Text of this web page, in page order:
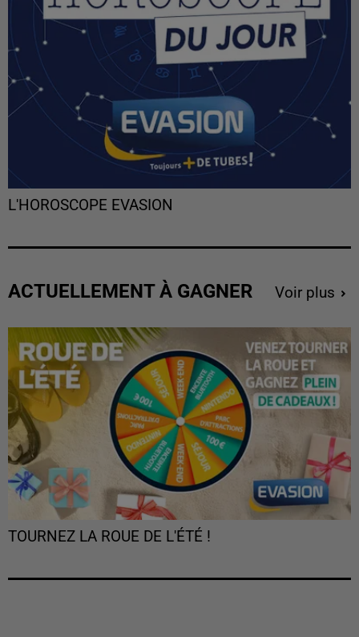
L'HOROSCOPE EVASION
ACTUELLEMENT À GAGNER Voir plus
TOURNEZ LA ROUE DE L'ÉTÉ !